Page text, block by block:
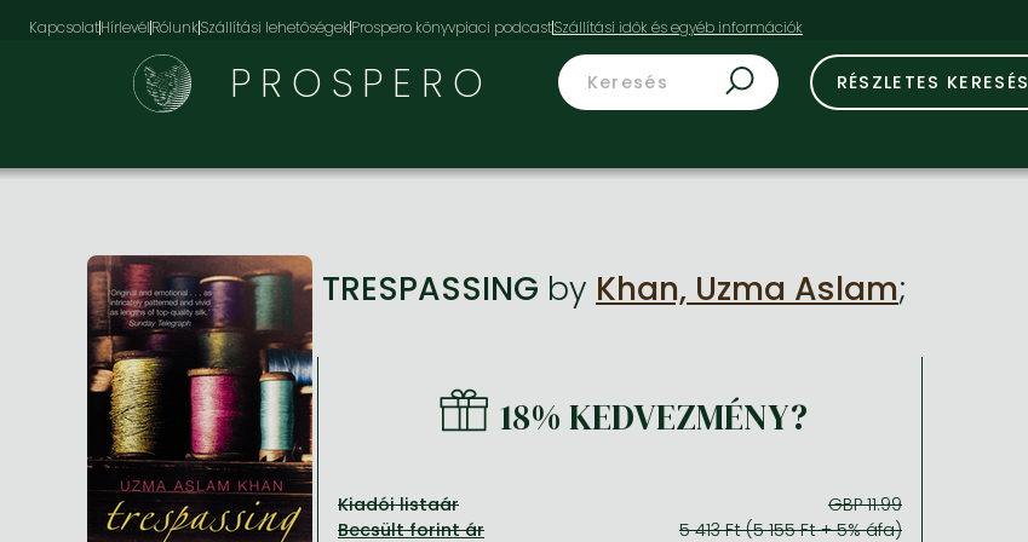
KapcsolatHírlevélRólunkSzállítási lehetőségekProspero könyvpiaci podcast
PROSPERO RÉSZLETES KERESÉS
TRESPASSING by Khan, Uzma Aslam;
18% KEDVEZMÉNY?
Kiadói listaár
GBP 11.99
5 413 Ft (5 155 Ft + 5% áfa)